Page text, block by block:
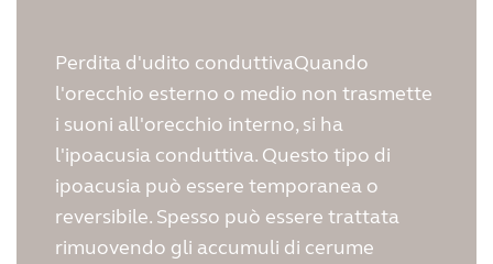
Perdita d'udito conduttivaQuando
l'orecchio esterno o medio non trasmette
i suoni all'orecchio interno, si ha
l'ipoacusia conduttiva. Questo tipo di
ipoacusia può essere temporanea o
reversibile. Spesso può essere trattata
rimuovendo gli accumuli di cerume